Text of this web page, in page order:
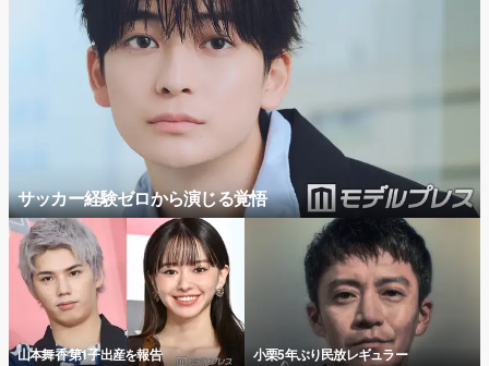
サッカー経験ゼロから演じる覚悟
山本舞香 第1子出産を報告 小栗5年ぶり民放レギュラー